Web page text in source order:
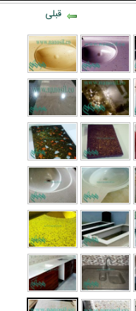
قبلی